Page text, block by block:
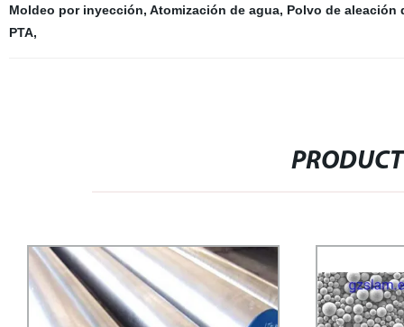
Moldeo por inyección, Atomización de agua, Polvo de aleación
PTA,